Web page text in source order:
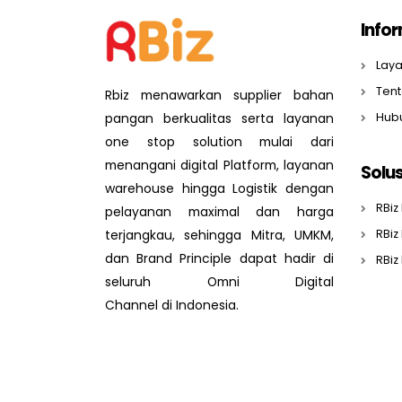
Rbiz menawarkan supplier bahan
pangan berkualitas serta layanan
one stop solution mulai dari
menangani digital Platform, layanan
warehouse hingga Logistik dengan
pelayanan maximal dan harga
terjangkau, sehingga Mitra, UMKM,
dan Brand Principle dapat hadir di
seluruh Omni Digital
Channel di Indonesia.